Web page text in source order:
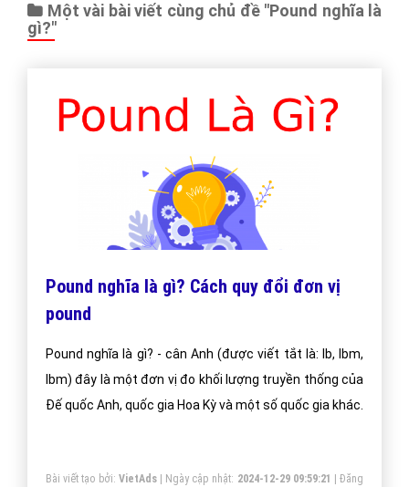
Một vài bài viết cùng chủ đề "Pound nghĩa là
gì?"
Pound nghĩa là gì? Cách quy đổi đơn vị
pound
Pound nghĩa là gì? - cân Anh (được viết tắt là: lb, lbm,
lbm) đây là một đơn vị đo khối lượng truyền thống của
Đế quốc Anh, quốc gia Hoa Kỳ và một số quốc gia khác.
Bài viết tạo bởi: VietAds| Ngày cập nhật: 2024-12-29 09:59:21 |Đăng